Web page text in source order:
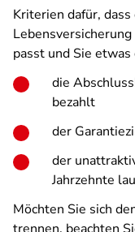
Kriterien dafür,
passt und Sie
die
bezahlt
der
der
Jahrzehnte
Möchten Sie sich